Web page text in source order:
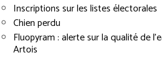
Inscriptions sur les listes électorales
Chien perdu
Fluopyram : alerte sur la qualité de
Artois